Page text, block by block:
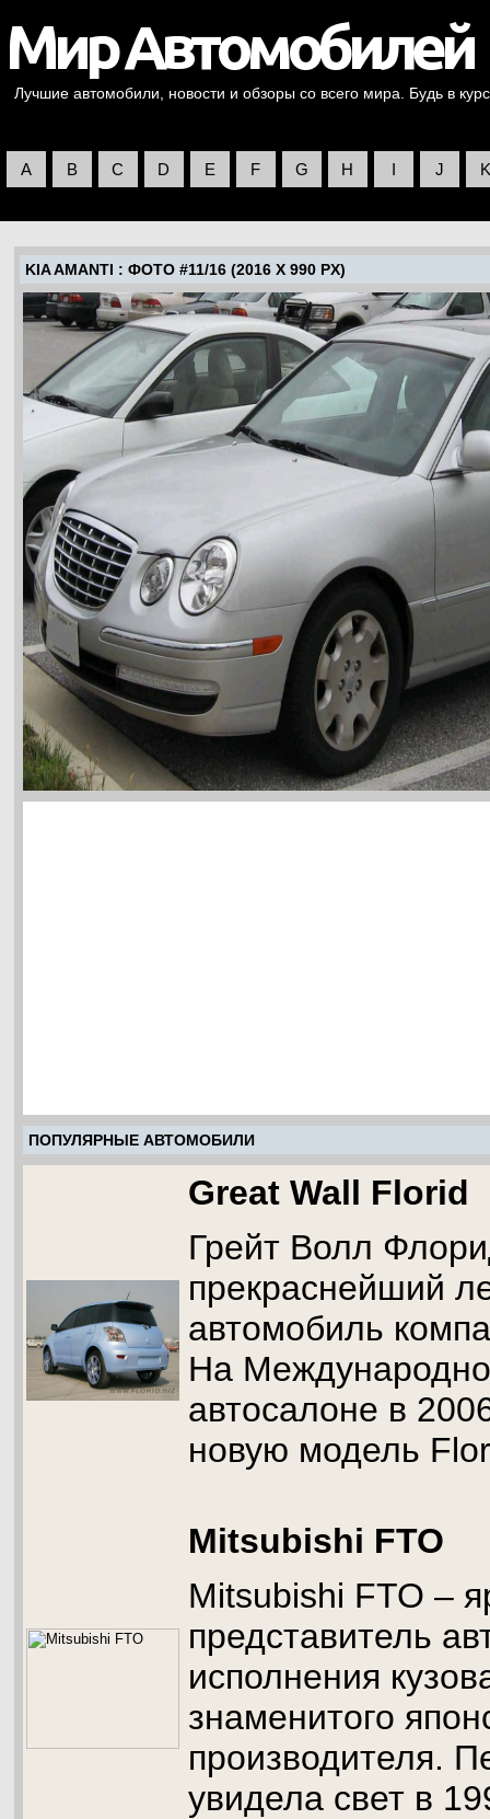
Лучшие автомобили, новости и обзоры со всего мира. Будь в
A B C D E F G H I J K
KIA AMANTI : ФОТО #11/16 (2016 X 990 PX)
ПОПУЛЯРНЫЕ АВТОМОБИЛИ
Great Wall Florid
Грейт Волл
прекраснейший
автомобиль
На
автосалоне в
новую модель
Mitsubishi FTO
Mitsubishi FTO –
представитель
исполнения
знаменитого
производителя.
увидела свет в